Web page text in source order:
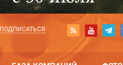
ПОДПИСАТЬСЯ